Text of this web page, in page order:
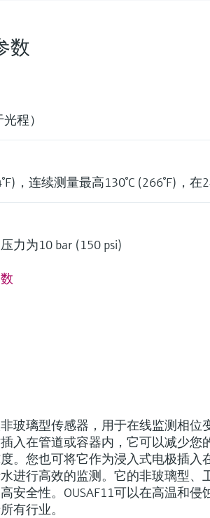
数
程）
，连续测量最高130°C (266°F)，在
力为10 bar (150 psi)
非玻璃型传感器，用于在线监测相位
入在管道或容器内，它可以减少您
。您也可将它作为浸入式电极插入
进行高效的监测。它的非玻璃型、
安全性。OUSAF11可以在高温和侵
有行业。
灵活
型 (0) L Lean选型 (0) E